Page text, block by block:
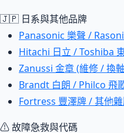
🇯🇵 日系與其他品牌
Panasonic 樂聲 /
Hitachi 日立 / Toshiba
Zanussi 金章 (維修 / 換
Brandt 白朗 / Philco 飛
Fortress 豐澤牌 / 其他
⚠ 故障急救與代碼